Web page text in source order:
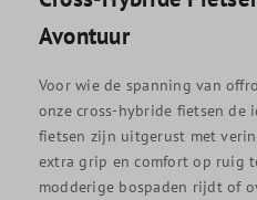
Avontuur
Voor wie de spanning van
onze cross-hybride fietsen de
fietsen zijn uitgerust met
extra grip en comfort op ruig
modderige bospaden rijdt of